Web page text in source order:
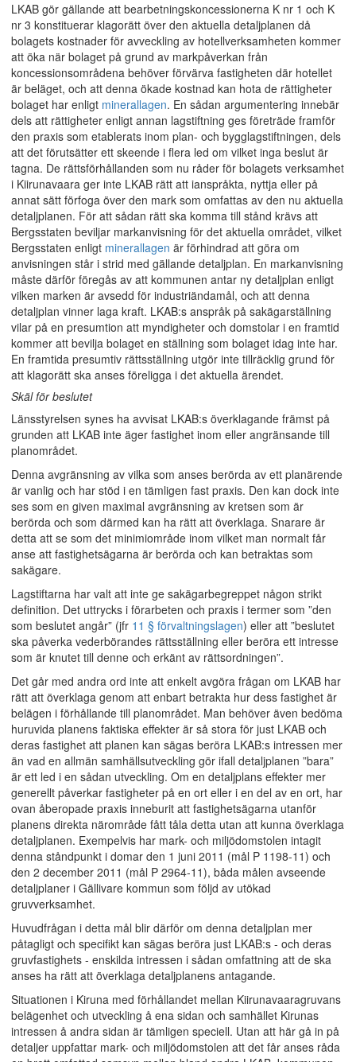
LKAB gör gällande att bearbetningskoncessionerna K nr 1 och K
nr 3 konstituerar klagorätt över den aktuella detaljplanen då
bolagets kostnader för avveckling av hotellverksamheten kommer
att öka när bolaget på grund av markpåverkan från
koncessionsområdena behöver förvärva fastigheten där hotellet
är beläget, och att denna ökade kostnad kan hota de rättigheter
bolaget har enligt minerallagen. En sådan argumentering innebär
dels att rättigheter enligt annan lagstiftning ges företräde framför
den praxis som etablerats inom plan- och bygglagstiftningen, dels
att det förutsätter ett skeende i flera led om vilket inga beslut är
tagna. De rättsförhållanden som nu råder för bolagets verksamhet
i Kiirunavaara ger inte LKAB rätt att ianspråkta, nyttja eller på
annat sätt förfoga över den mark som omfattas av den nu aktuella
detaljplanen. För att sådan rätt ska komma till stånd krävs att
Bergsstaten beviljar markanvisning för det aktuella området, vilket
Bergsstaten enligt minerallagen är förhindrad att göra om
anvisningen står i strid med gällande detaljplan. En markanvisning
måste därför föregås av att kommunen antar ny detaljplan enligt
vilken marken är avsedd för industriändamål, och att denna
detaljplan vinner laga kraft. LKAB:s anspråk på sakägarställning
vilar på en presumtion att myndigheter och domstolar i en framtid
kommer att bevilja bolaget en ställning som bolaget idag inte har.
En framtida presumtiv rättsställning utgör inte tillräcklig grund för
att klagorätt ska anses föreligga i det aktuella ärendet.
Skäl för beslutet
Länsstyrelsen synes ha avvisat LKAB:s överklagande främst på
grunden att LKAB inte äger fastighet inom eller angränsande till
planområdet.
Denna avgränsning av vilka som anses berörda av ett planärende
är vanlig och har stöd i en tämligen fast praxis. Den kan dock inte
ses som en given maximal avgränsning av kretsen som är
berörda och som därmed kan ha rätt att överklaga. Snarare är
detta att se som det minimiområde inom vilket man normalt får
anse att fastighetsägarna är berörda och kan betraktas som
sakägare.
Lagstiftarna har valt att inte ge sakägarbegreppet någon strikt
definition. Det uttrycks i förarbeten och praxis i termer som ”den
som beslutet angår” (jfr 11 § förvaltningslagen) eller att ”beslutet
ska påverka vederbörandes rättsställning eller beröra ett intresse
som är knutet till denne och erkänt av rättsordningen”.
Det går med andra ord inte att enkelt avgöra frågan om LKAB har
rätt att överklaga genom att enbart betrakta hur dess fastighet är
belägen i förhållande till planområdet. Man behöver även bedöma
huruvida planens faktiska effekter är så stora för just LKAB och
deras fastighet att planen kan sägas beröra LKAB:s intressen mer
än vad en allmän samhällsutveckling gör ifall detaljplanen ”bara”
är ett led i en sådan utveckling. Om en detaljplans effekter mer
generellt påverkar fastigheter på en ort eller i en del av en ort, har
ovan åberopade praxis inneburit att fastighetsägarna utanför
planens direkta närområde fått tåla detta utan att kunna överklaga
detaljplanen. Exempelvis har mark- och miljödomstolen intagit
denna ståndpunkt i domar den 1 juni 2011 (mål P 1198-11) och
den 2 december 2011 (mål P 2964-11), båda målen avseende
detaljplaner i Gällivare kommun som följd av utökad
gruvverksamhet.
Huvudfrågan i detta mål blir därför om denna detaljplan mer
påtagligt och specifikt kan sägas beröra just LKAB:s - och deras
gruvfastighets - enskilda intressen i sådan omfattning att de ska
anses ha rätt att överklaga detaljplanens antagande.
Situationen i Kiruna med förhållandet mellan Kiirunavaaragruvans
belägenhet och utveckling å ena sidan och samhället Kirunas
intressen å andra sidan är tämligen speciell. Utan att här gå in på
detaljer uppfattar mark- och miljödomstolen att det får anses råda